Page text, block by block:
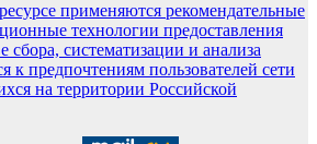
применяются рекомендательные
технологии предоставления
систематизации и анализа
к предпочтениям пользователей сети
на территории Российской